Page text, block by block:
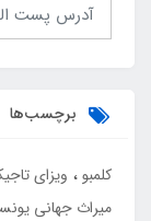
برچسب‌ها
کلمبو ویزای
میراث جهانی